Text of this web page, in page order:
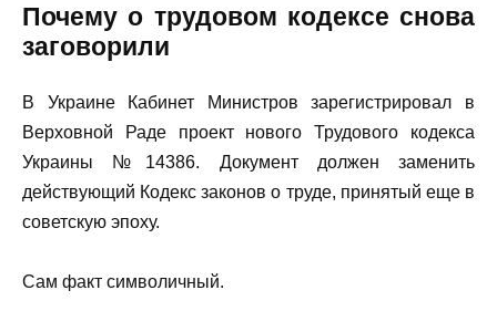
Почему о трудовом кодексе снова
заговорили
В Украине Кабинет Министров зарегистрировал в
Верховной Раде проект нового Трудового кодекса
Украины №14386. Документ должен заменить
действующий Кодекс законов о труде, принятый еще в
советскую эпоху.
Сам факт символичный.